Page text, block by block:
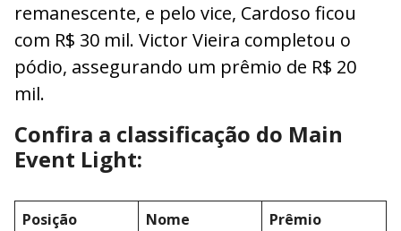
remanescente, e pelo vice, Cardoso ficou
com R$ 30 mil. Victor Vieira completou o
pódio, assegurando um prêmio de R$ 20
mil.
Confira a classificação do Main
Event Light:
Posição Nome Prêmio